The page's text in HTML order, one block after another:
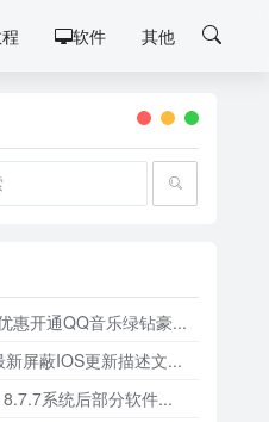
软件 其他
惠开通QQ音乐绿钻豪...
屏蔽IOS更新描述文...
系统后部分软件...